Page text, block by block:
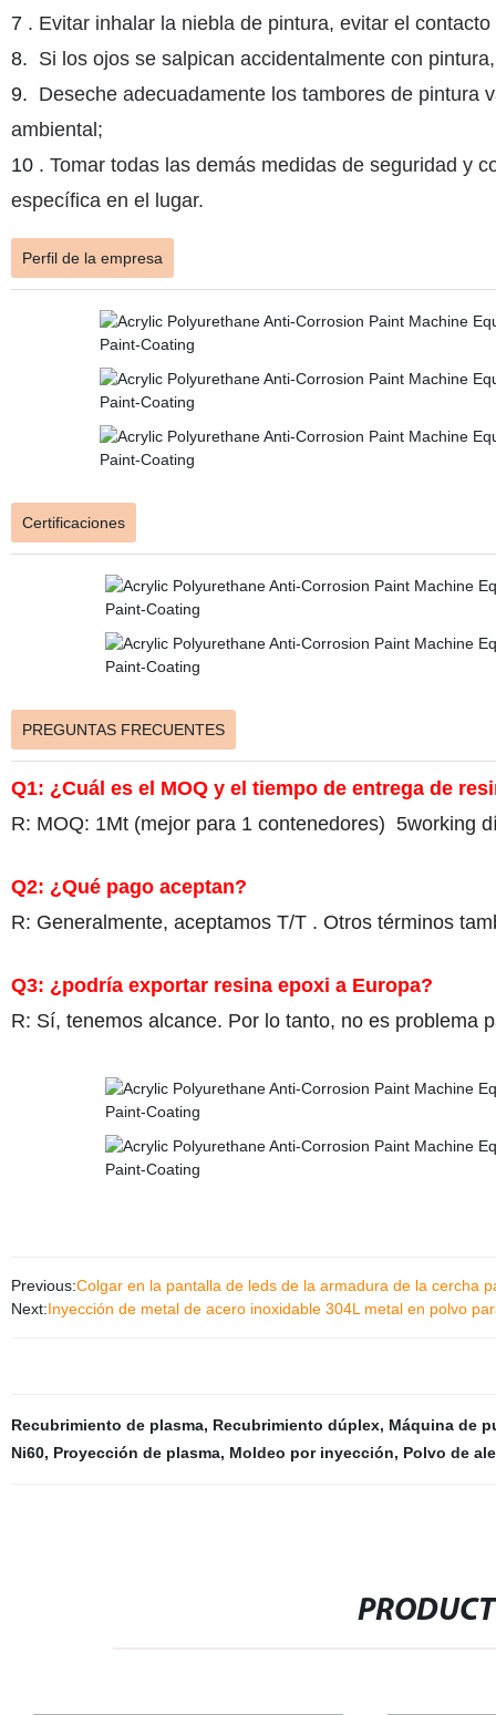
7 . Evitar inhalar la niebla de pintura, evitar el
8. Si los ojos se salpican accidentalmente con
9. Deseche adecuadamente los tambores de pintura
ambiental;
10 . Tomar todas las demás medidas de seguridad y
específica en el lugar.
Perfil de la empresa
Certificaciones
PREGUNTAS FRECUENTES
Q1: ¿Cuál es el MOQ y el tiempo de entrega de
R: MOQ: 1Mt (mejor para 1 contenedores) 5working
Q2: ¿Qué pago aceptan?
R: Generalmente, aceptamos T/T . Otros términos
Q3: ¿podría exportar resina epoxi a Europa?
R: Sí, tenemos alcance. Por lo tanto, no es problema
Previous:Colgar en la pantalla de leds de la armadura de la cercha
Next:Inyección de metal de acero inoxidable 304L metal en polvo
Recubrimiento de plasma, Recubrimiento dúplex, Máquina de
Ni60, Proyección de plasma, Moldeo por inyección, Polvo de